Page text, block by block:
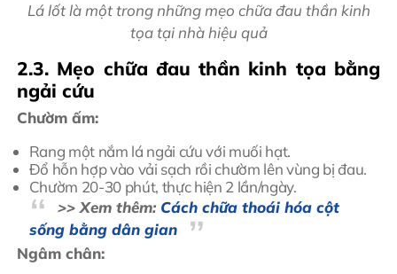
Lá lốt là một trong những mẹo chữa đau thần kinh
tọa tại nhà hiệu quả
2.3. Mẹo chữa đau thần kinh tọa bằng
ngải cứu
Chườm ấm:
Rang một nắm lá ngải cứu với muối hạt.
Đổ hỗn hợp vào vải sạch rồi chườm lên vùng bị đau.
Chườm 20-30 phút, thực hiện 2 lần/ngày.
>> Xem thêm: Cách chữa thoái hóa cột
sống bằng dân gian
Ngâm chân: